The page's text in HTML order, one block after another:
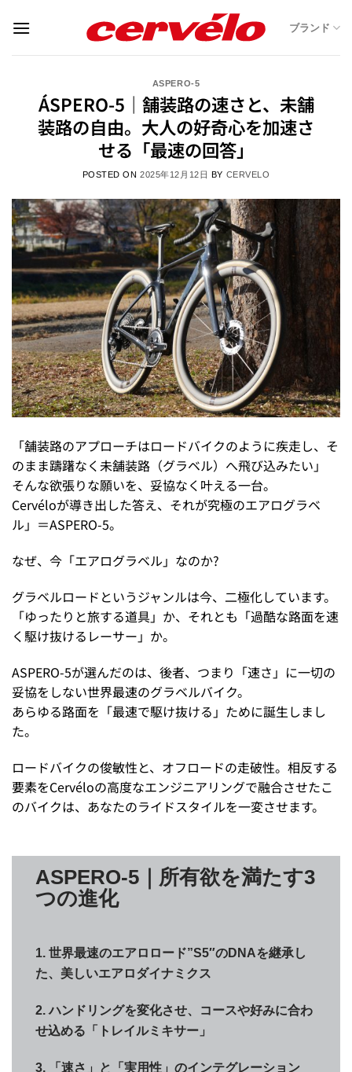
ブランド
ASPERO-5
ÁSPERO-5｜舗装路の速さと、未舗
装路の自由。大人の好奇心を加速さ
せる「最速の回答」
POSTED ON2025年12月12日 BY CERVELO
「舗装路のアプローチはロードバイクのように疾走し、そ
のまま躊躇なく未舗装路（グラベル）へ飛び込みたい」
そんな欲張りな願いを、妥協なく叶える一台。
Cervéloが導き出した答え、それが究極のエアログラベ
ル」＝ASPERO-5。
なぜ、今「エアログラベル」なのか?
グラベルロードというジャンルは今、二極化しています。
「ゆったりと旅する道具」か、それとも「過酷な路面を速
く駆け抜けるレーサー」か。
ASPERO-5が選んだのは、後者、つまり「速さ」に一切の
妥協をしない世界最速のグラベルバイク。
あらゆる路面を「最速で駆け抜ける」ために誕生しまし
た。
ロードバイクの俊敏性と、オフロードの走破性。相反する
要素をCervéloの高度なエンジニアリングで融合させたこ
のバイクは、あなたのライドスタイルを一変させます。
ASPERO-5｜所有欲を満たす3
つの進化
1. 世界最速のエアロロード”S5″のDNAを継承し
た、美しいエアロダイナミクス
2. ハンドリングを変化させ、コースや好みに合わ
せ込める「トレイルミキサー」
3. 「速さ」と「実用性」のインテグレーション